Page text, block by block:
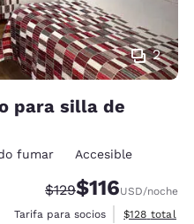
2
para silla de
fumar Accesible
Precio tachado:
$129Precio con
$116USD/noche
Tarifa para socios
Ver detalles
$128 total